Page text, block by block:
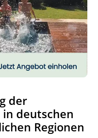
der
deutschen
Regionen